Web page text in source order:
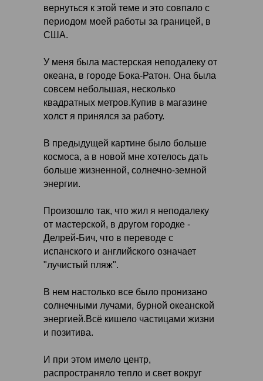
вернуться к этой теме и это совпало с
периодом моей работы за границей, в
США.
У меня была мастерская неподалеку от
океана, в городе Бока-Ратон. Она была
совсем небольшая, несколько
квадратных метров.Купив в магазине
холст я принялся за работу.
В предыдущей картине было больше
космоса, а в новой мне хотелось дать
больше жизненной, солнечно-земной
энергии.
Произошло так, что жил я неподалеку
от мастерской, в другом городке -
Делрей-Бич, что в переводе с
испанского и английского означает
"лучистый пляж".
В нем настолько все было пронизано
солнечными лучами, бурной океанской
энергией.Всё кишело частицами жизни
и позитива.
И при этом имело центр,
распространяло тепло и свет вокруг